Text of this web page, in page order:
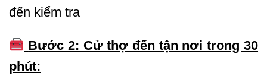
đến kiểm tra
Bước 2: Cử thợ đến tận nơi trong 30
phút: